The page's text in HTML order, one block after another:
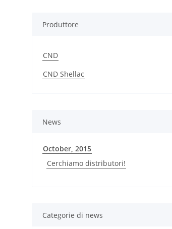
Produttore
CND
CND Shellac
News
October, 2015
Cerchiamo distributori!
Categorie di news